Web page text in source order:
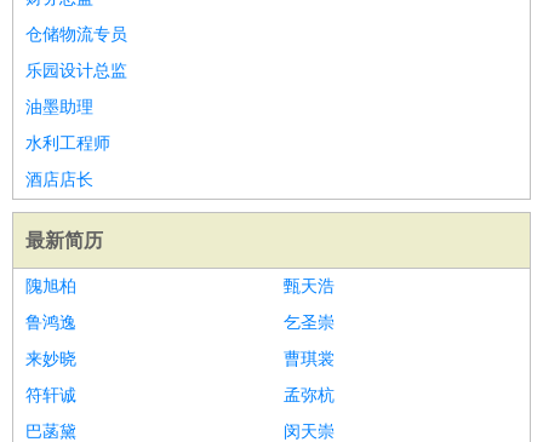
仓储物流专员
乐园设计总监
油墨助理
水利工程师
酒店店长
最新简历
隗旭柏
甄天浩
鲁鸿逸
乞圣崇
来妙晓
曹琪裳
符轩诚
孟弥杭
巴菡黛
闵天崇